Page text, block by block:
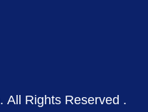
. All Rights Reserved .